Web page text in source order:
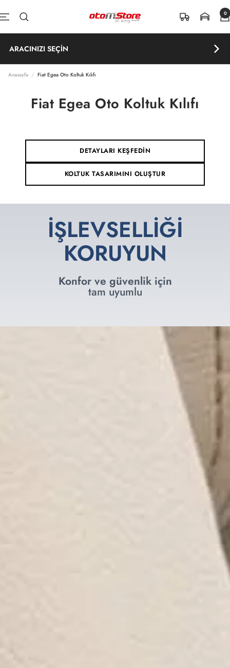
Navigasyon
OtomStore 0
ARACINIZI SEÇİN
Anasayfa Fiat Egea Oto Koltuk Kılıfı
Fiat Egea Oto Koltuk Kılıfı
DETAYLARI KEŞFEDİN
KOLTUK TASARIMINI OLUŞTUR
İŞLEVSELLİĞİ
KORUYUN
Konfor ve güvenlik için
tam uyumlu